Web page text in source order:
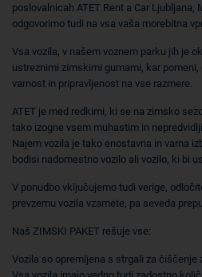
poslovalnicah ATET Rent a Car Ljubljana,
odgovorimo tudi na vsa vaša morebitna
Vsa vozila, v našem voznem parku jih je
ustreznimi zimskimi gumami, kar
varnost in pripravljenost na vse razmere.
ATET je med redkimi, ki se na zimsko
tako izogne vsem muhastim in
Najem vozila je tako enostavna in varna
bodisi nadomestno vozilo ali vozilo, ki bi
V ponudbo vključujemo tudi verige,
prevzemu vozila vzamete, pa seveda
Naš ZIMSKI PAKET rešuje vse:
Vozila so opremljena s strgali za čiščenje